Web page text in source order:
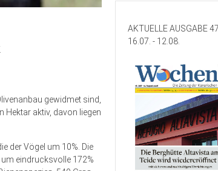
gewidmet sind,
Hektar aktiv, davon liegen
der Vögel um 10%. Die
eindrucksvolle 172%
AKTUELLE AUSGABE
16.07. - 12.08.